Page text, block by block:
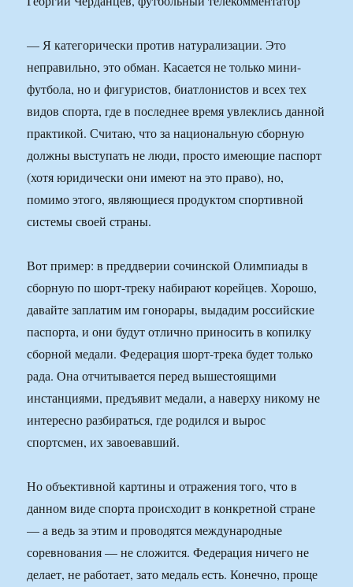
— Я категорически против натурализации. Это
неправильно, это обман. Касается не только мини-
футбола, но и фигуристов, биатлонистов и всех тех
видов спорта, где в последнее время увлеклись данной
практикой. Считаю, что за национальную сборную
должны выступать не люди, просто имеющие паспорт
(хотя юридически они имеют на это право), но,
помимо этого, являющиеся продуктом спортивной
системы своей страны.
Вот пример: в преддверии сочинской Олимпиады в
сборную по шорт-треку набирают корейцев. Хорошо,
давайте заплатим им гонорары, выдадим российские
паспорта, и они будут отлично приносить в копилку
сборной медали. Федерация шорт-трека будет только
рада. Она отчитывается перед вышестоящими
инстанциями, предъявит медали, а наверху никому не
интересно разбираться, где родился и вырос
спортсмен, их завоевавший.
Но объективной картины и отражения того, что в
данном виде спорта происходит в конкретной стране
— а ведь за этим и проводятся международные
соревнования — не сложится. Федерация ничего не
делает, не работает, зато медаль есть. Конечно, проще